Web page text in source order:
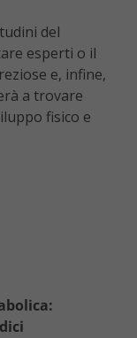
del
esperti o il
e, infine,
a trovare
fisico e